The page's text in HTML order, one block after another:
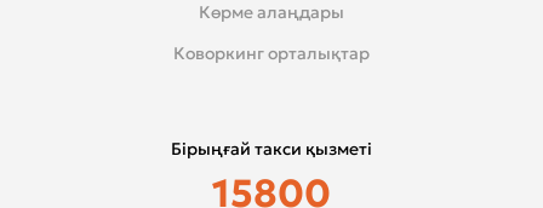
Көрме алаңдары
Коворкинг орталықтар
Бірыңғай такси қызметі
15800